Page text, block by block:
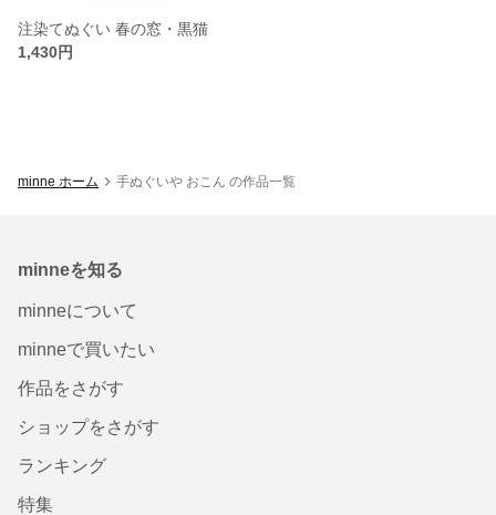
注染てぬぐい 春の窓・黒猫
1,430円
minne ホーム 手ぬぐいや おこん の作品一覧
minneを知る
minneについて
minneで買いたい
作品をさがす
ショップをさがす
ランキング
特集